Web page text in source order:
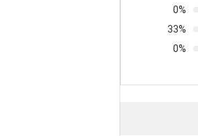
0%
33%
0%